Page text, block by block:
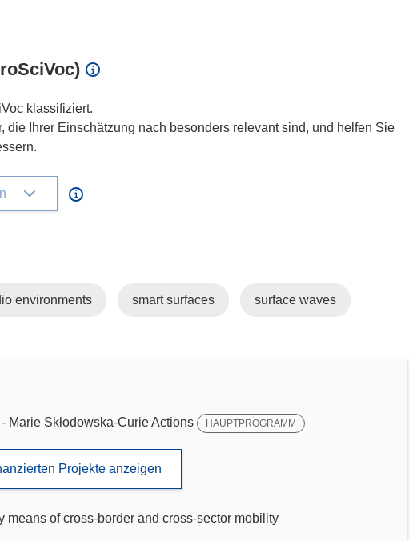
klassifiziert.
die Ihrer Einschätzung nach besonders relevant sind, und helfen Sie
environments smart surfaces surface waves
Marie Skłodowska-Curie Actions HAUPTPROGRAMM
Projekte anzeigen
means of cross-border and cross-sector mobility